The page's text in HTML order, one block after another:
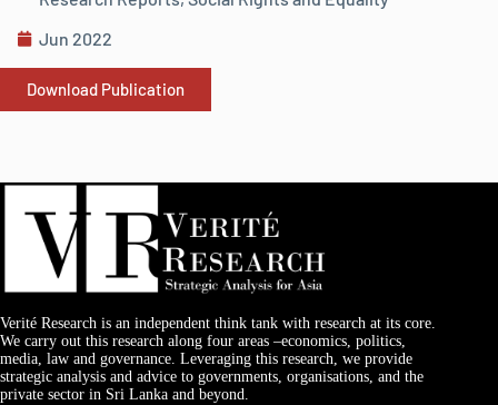
Jun 2022
Download Publication
Verité Research is an independent think tank with research at its core.
We carry out this research along four areas –economics, politics,
media, law and governance. Leveraging this research, we provide
strategic analysis and advice to governments, organisations, and the
private sector in Sri Lanka and beyond.